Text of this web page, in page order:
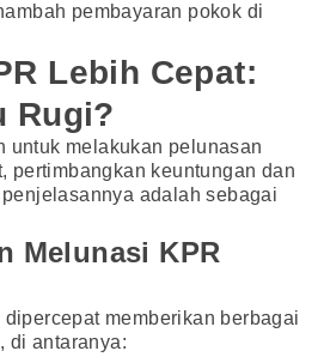
pembayaran pokok di
Lebih Cepat:
Rugi?
untuk melakukan pelunasan
pertimbangkan keuntungan dan
adalah sebagai
Melunasi KPR
memberikan berbagai
di antaranya: